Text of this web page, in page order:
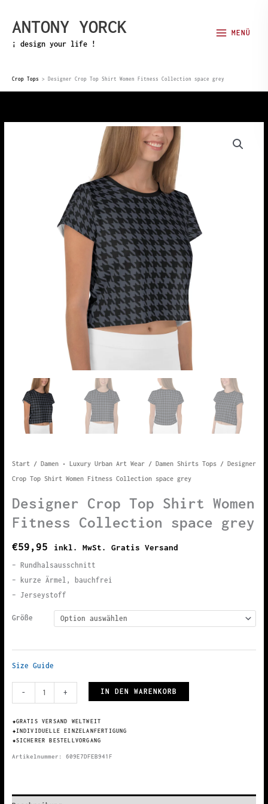
InhaltANTONY YORCK
¡ design your life !
MENÜ
Crop Tops > Designer Crop Top Shirt Women Fitness Collection space grey
Start / Damen • Luxury Urban Art Wear/ Damen Shirts Tops/ Designer
Crop Top Shirt Women Fitness Collection space grey
Designer Crop Top Shirt Women
Fitness Collection space grey
€59,95 inkl. MwSt. Gratis Versand
– Rundhalsausschnitt
– kurze Ärmel, bauchfrei
– Jerseystoff
Größe
Size Guide
-
Designer
Crop
Top
Shirt
space
+ IN DEN WARENKORB
✦GRATIS VERSAND WELTWEIT
✦INDIVIDUELLE EINZELANFERTIGUNG
✦SICHERER BESTELLVORGANG
Artikelnummer: 609E7DFEB941F